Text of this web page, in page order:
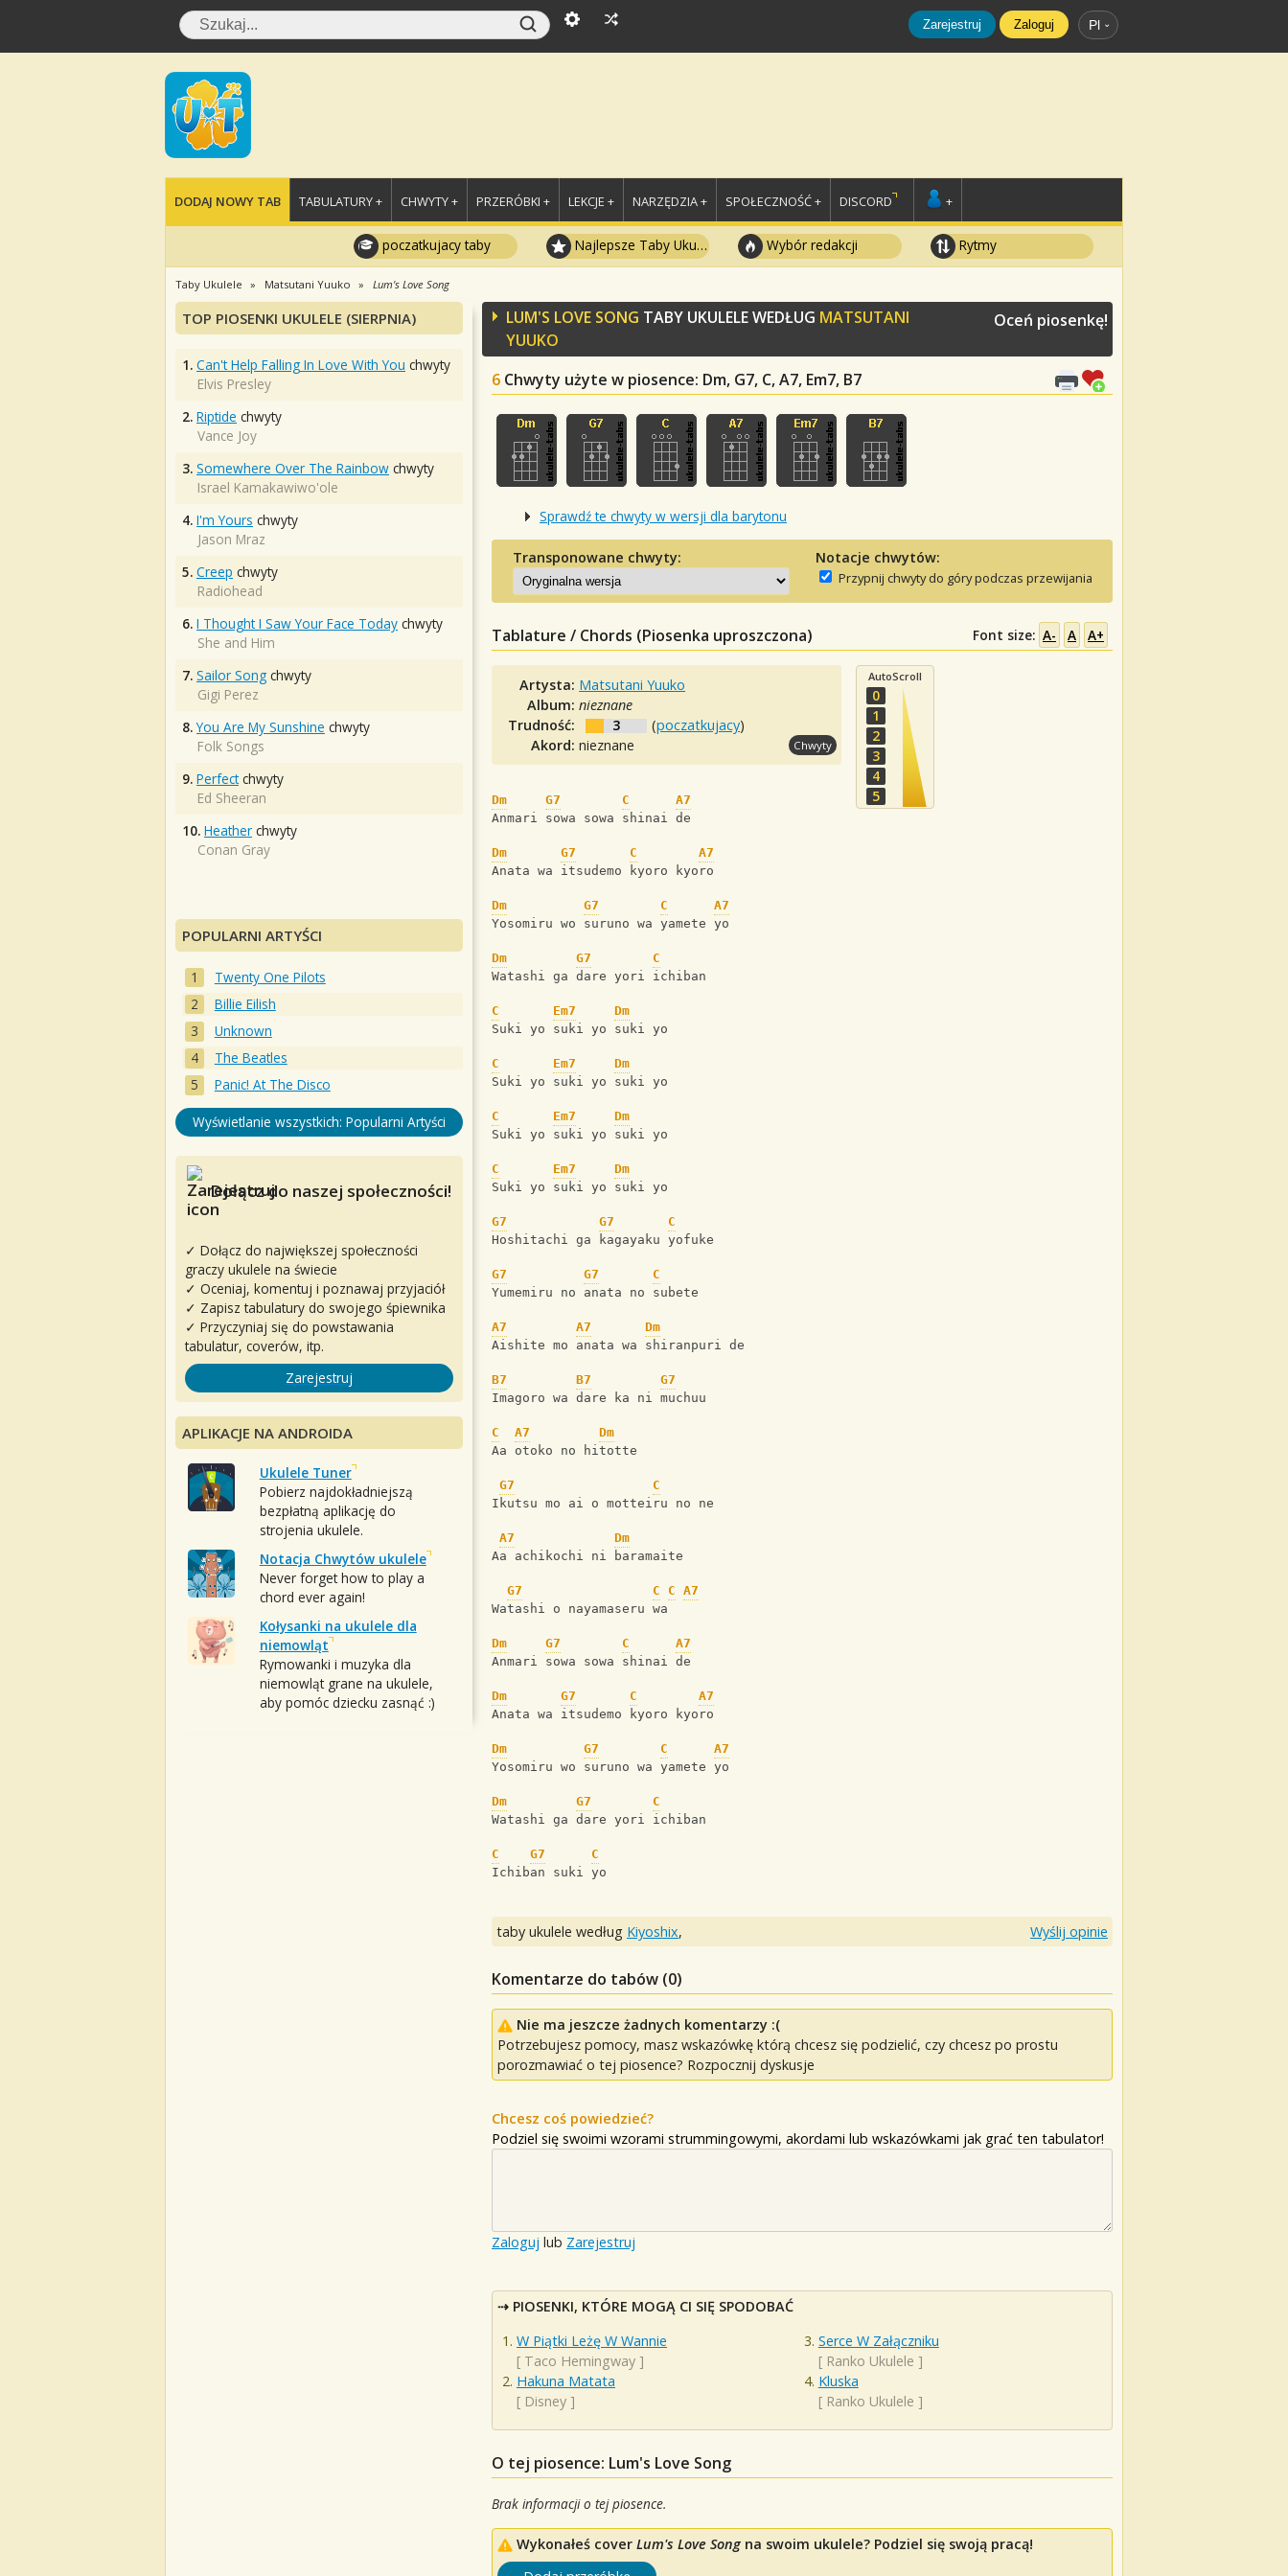
Zarejestruj Zaloguj Pl
DODAJ NOWY TAB TABULATURY + CHWYTY + PRZERÓBKI + LEKCJE + NARZĘDZIA + SPOŁECZNOŚĆ + DISCORD +
poczatkujacy taby Najlepsze Taby Ukulele Wybór redakcji Rytmy
Taby Ukulele Matsutani Yuuko Lum's Love Song
LUM'S LOVE SONG TABY UKULELE WEDŁUG MATSUTANI
YUUKO
6 Chwyty użyte w piosence: Dm, G7, C, A7, Em7, B7
Oceń piosenkę!
Sprawdź te chwyty w wersji dla barytonu
Transponowane chwyty: Notacje chwytów:
Przypnij chwyty do góry podczas przewijania
Tablature / Chords (Piosenka uproszczona) Font size: A- A A+
Artysta: Matsutani Yuuko
Album:nieznane
Trudność:
3 (poczatkujacy)
Akord:nieznane Chwyty
AutoScroll
0
1
2
3
4
5
Dm G7 C
A7
Anmari sowa sowa shinai de
Dm G7 C
A7
Anata wa itsudemo kyoro kyoro
Dm G7 C
A7
Yosomiru wo suruno wa yamete yo
Dm G7
C
Watashi ga dare yori ichiban
C Em7
Dm
Suki yo suki yo suki yo
C Em7
Dm
Suki yo suki yo suki yo
C Em7
Dm
Suki yo suki yo suki yo
C Em7
Dm
Suki yo suki yo suki yo
G7 G7
C
Hoshitachi ga kagayaku yofuke
G7 G7
C
Yumemiru no anata no subete
A7 A7
Dm
Aishite mo anata wa shiranpuri de
B7 B7
G7
Imagoro wa dare ka ni muchuu
C A7
Dm
Aa otoko no hitotte
G7
C
Ikutsu mo ai o motteiru no ne
A7
Dm
Aa achikochi ni baramaite
G7 C C A7
Watashi o nayamaseru wa
Dm G7 C
A7
Anmari sowa sowa shinai de
Dm G7 C
A7
Anata wa itsudemo kyoro kyoro
Dm G7 C
A7
Yosomiru wo suruno wa yamete yo
Dm G7
C
Watashi ga dare yori ichiban
C G7
C
Ichiban suki yo
taby ukulele według Kiyoshix, Wyślij opinie
Komentarze do tabów (0)
Nie ma jeszcze żadnych komentarzy :(
Potrzebujesz pomocy, masz wskazówkę którą chcesz się podzielić, czy chcesz po prostu
porozmawiać o tej piosence? Rozpocznij dyskusje
Chcesz coś powiedzieć?
Podziel się swoimi wzorami strummingowymi, akordami lub wskazówkami jak grać ten tabulator!
Zaloguj lub Zarejestruj
PIOSENKI, KTÓRE MOGĄ CI SIĘ SPODOBAĆ
W Piątki Leżę W Wannie
[ Taco Hemingway ]
Hakuna Matata
[ Disney ]
Serce W Załączniku
[ Ranko Ukulele ]
Kluska
[ Ranko Ukulele ]
O tej piosence: Lum's Love Song
Brak informacji o tej piosence.
Wykonałeś cover Lum's Love Song na swoim ukulele? Podziel się swoją pracą!
TOP PIOSENKI UKULELE (SIERPNIA)
1. Can't Help Falling In Love With You chwyty
Elvis Presley
2. Riptide chwyty
Vance Joy
3. Somewhere Over The Rainbow chwyty
Israel Kamakawiwo'ole
4. I'm Yours chwyty
Jason Mraz
5. Creep chwyty
Radiohead
6. I Thought I Saw Your Face Today chwyty
She and Him
7. Sailor Song chwyty
Gigi Perez
8. You Are My Sunshine chwyty
Folk Songs
9. Perfectchwyty
Ed Sheeran
10. Heather chwyty
Conan Gray
POPULARNI ARTYŚCI
Twenty One Pilots
Billie Eilish
Unknown
The Beatles
Panic! At The Disco
Wyświetlanie wszystkich: Popularni Artyści
Dołącz do naszej społeczności!
✓ Dołącz do największej społeczności
graczy ukulele na świecie
✓ Oceniaj, komentuj i poznawaj przyjaciół
✓ Zapisz tabulatury do swojego śpiewnika
✓ Przyczyniaj się do powstawania
tabulatur, coverów, itp.
Zarejestruj
APLIKACJE NA ANDROIDA
Ukulele Tuner
Pobierz najdokładniejszą
bezpłatną aplikację do
strojenia ukulele.
Notacja Chwytów ukulele
Never forget how to play a
chord ever again!
Kołysanki na ukulele dla
niemowląt
Rymowanki i muzyka dla
niemowląt grane na ukulele,
aby pomóc dziecku zasnąć :)